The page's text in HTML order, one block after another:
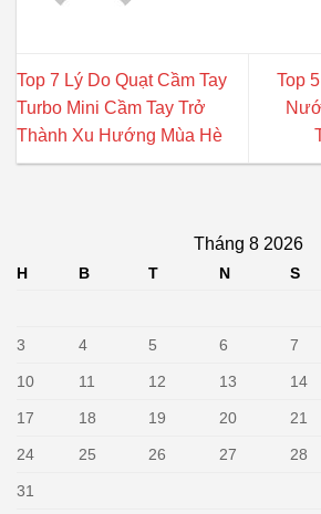
Top 7 Lý Do Quạt Cầm Tay
Turbo Mini Cầm Tay Trở
Thành Xu Hướng Mùa Hè
Top
Tháng 8 2026
H B T N S
3 4 5 6 7
10 11 12 13 14
17 18 19 20 21
24 25 26 27 28
31